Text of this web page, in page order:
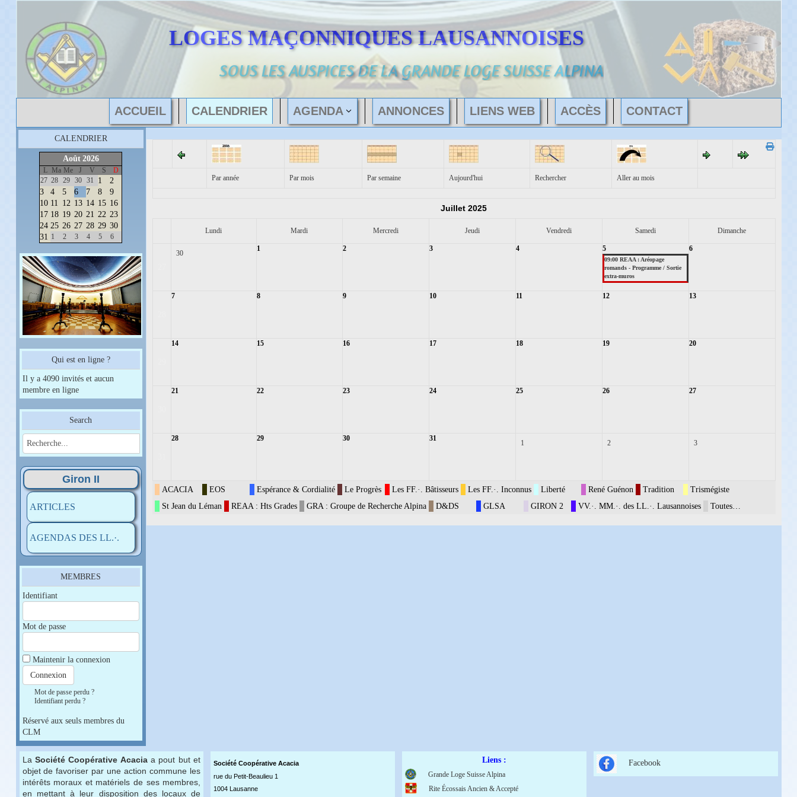
LOGES MAÇONNIQUES LAUSANNOISES
SOUS LES AUSPICES DE LA GRANDE LOGE SUISSE ALPINA
ACCUEIL CALENDRIER AGENDA ANNONCES LIENS WEB ACCÈS CONTACT
CALENDRIER
Août 2026
L Ma Me J V S
D
27 28 29 30 31 1
2
3
4 5 6 7 8
9
10 11 12 13 14 15 16
17 18 19 20 21 22 23
24 25 26 27 28 29 30
31 1 2 3 4 5 6
Qui est en ligne ?
Il y a 4090 invités et aucun
membre en ligne
Search
Giron II
ARTICLES
AGENDAS DES LL.·.
MEMBRES
Identifiant
Mot de passe
Maintenir la connexion
Mot de passe perdu ?
Identifiant perdu ?
Réservé aux seuls membres du
CLM
Par année Par mois Par semaine Aujourd'hui Rechercher Aller au mois
Juillet 2025
Lundi Mardi Mercredi Jeudi Vendredi Samedi Dimanche
30
1 2 3 4 5
09:00 REAA : Aréopage
romands - Programme / Sortie
extra-muros
6
7 8 9 10 11 12 13
14 15 16 17 18 19 20
21 22 23 24 25 26 27
28 29 30 31
1 2 3
ACACIA EOS Espérance & Cordialité Le Progrès Les FF.·. Bâtisseurs Les FF.·. Inconnus Liberté René Guénon Tradition
Trismégiste
St Jean du Léman
REAA : Hts Grades GRA : Groupe de Recherche Alpina D&DS GLSA GIRON 2 VV.·. MM.·. des LL.·. Lausannoises Toutes…
La Société Coopérative Acaciaa pout but et
objet de favoriser par une action commune les
intérêts moraux et matériels de ses membres,
en mettant à leur disposition des locaux de
Société Coopérative Acacia
rue du Petit-Beaulieu 1
1004 Lausanne
Liens :
Grande Loge Suisse Alpina
Rite Écossais Ancien & Accepté
Facebook